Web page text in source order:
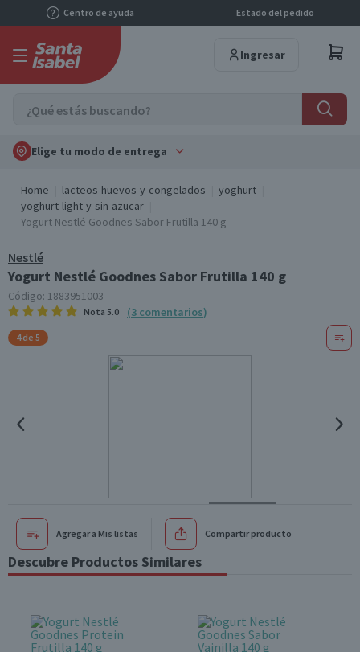
Centro de ayuda Estado del pedido
Ingresar
Elige tu modo de entrega
Home lacteos-huevos-y-congelados
yoghurt
yoghurt-light-y-sin-azucar
Yogurt Nestlé Goodnes Sabor Frutilla 140 g
Nestlé
Yogurt Nestlé Goodnes Sabor Frutilla 140 g
Código: 1883951003
Nota 5.0 (3 comentarios)
4 de 5
Agregar a Mis listas Compartir producto
Descubre Productos Similares